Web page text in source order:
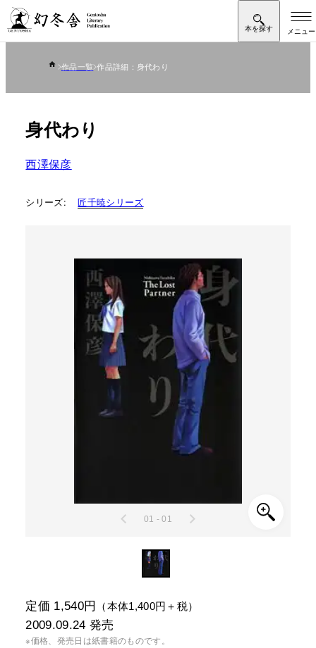
作品一覧 作品詳細：身代わり
身代わり
西澤保彦
シリーズ: 匠千暁シリーズ
01 - 01
定価 1,540円 （本体1,400円＋税）
2009.09.24 発売
※価格、発売日は紙書籍のものです。